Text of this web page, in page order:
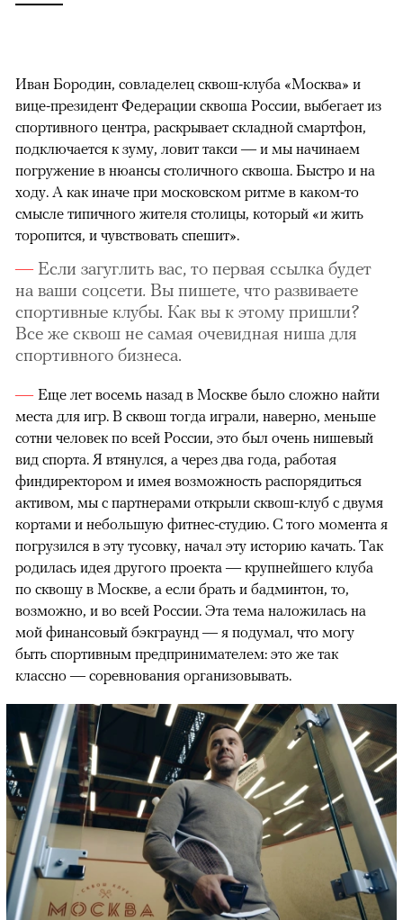
Иван Бородин, совладелец сквош-клуба «Москва» и
вице-президент Федерации сквоша России, выбегает из
спортивного центра, раскрывает складной смартфон,
подключается к зуму, ловит такси — и мы начинаем
погружение в нюансы столичного сквоша. Быстро и на
ходу. А как иначе при московском ритме в каком-то
смысле типичного жителя столицы, который «и жить
торопится, и чувствовать спешит».
Если загуглить вас, то первая ссылка будет
на ваши соцсети Вы пишете, что развиваете
спортивные клубы. Как вы к этому пришли?
Все же сквош не самая очевидная ниша для
спортивного бизнеса.
Еще лет восемь назад в Москве было сложно найти
места для игр. В сквош тогда играли, наверно, меньше
сотни человек по всей России, это был очень нишевый
вид спорта. Я втянулся, а через два года, работая
финдиректором и имея возможность распорядиться
активом, мы с партнерами открыли сквош-клуб с двумя
кортами и небольшую фитнес-студию. С того момента я
погрузился в эту тусовку, начал эту историю качать. Так
родилась идея другого проекта — крупнейшего клуба
по сквошу в Москве, а если брать и бадминтон, то,
возможно, и во всей России. Эта тема наложилась на
мой финансовый бэкграунд — я подумал, что могу
быть спортивным предпринимателем: это же так
классно — соревнования организовывать.